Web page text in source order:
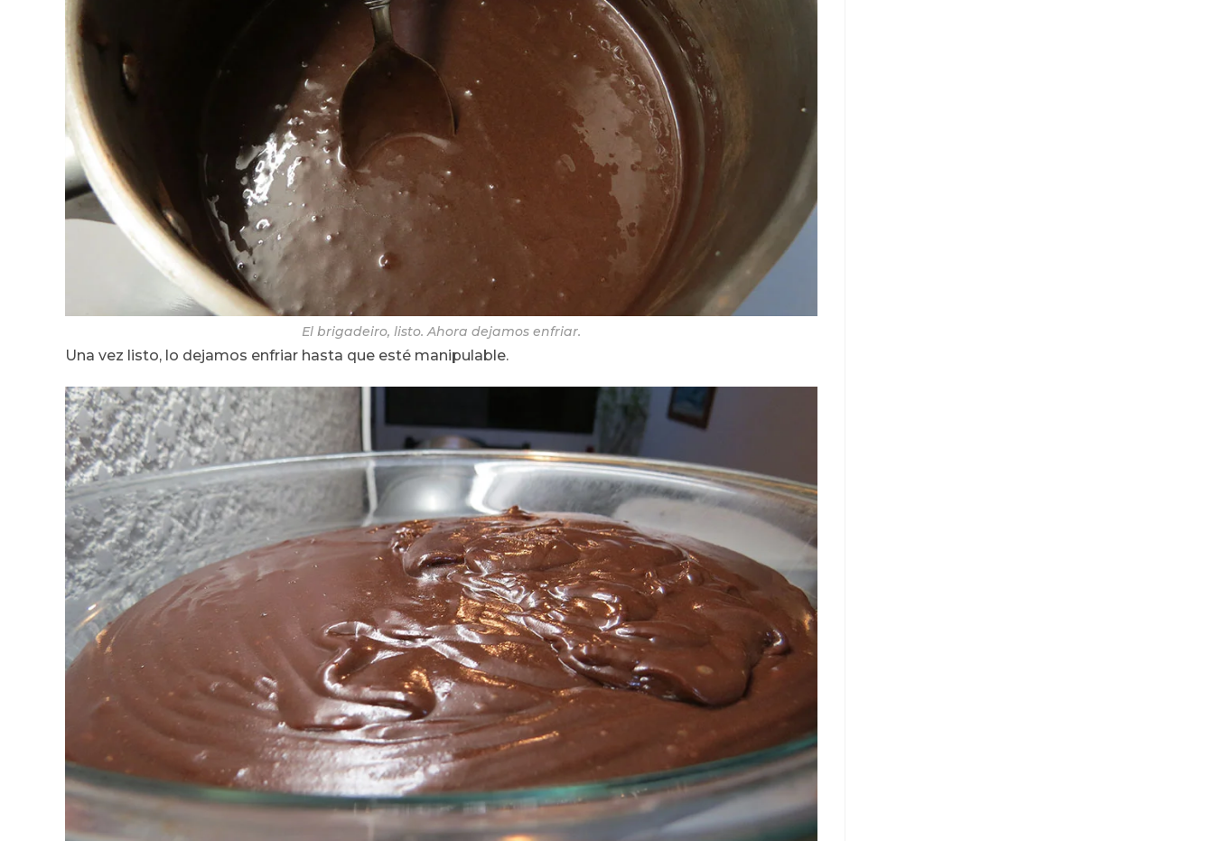
El brigadeiro, listo. Ahora dejamos enfriar.
Una vez listo, lo dejamos enfriar hasta que esté manipulable.